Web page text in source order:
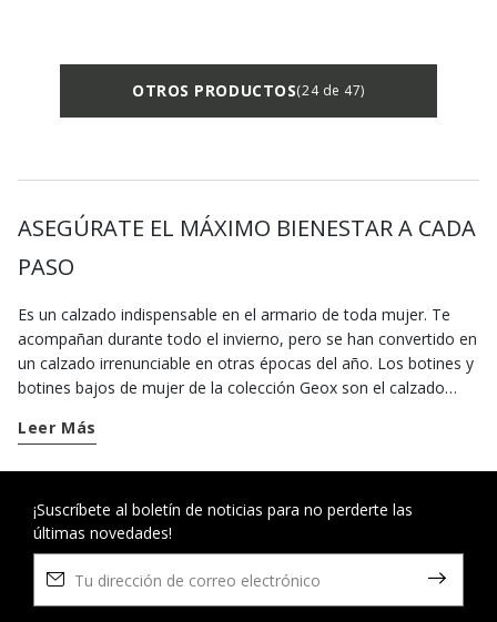
OTROS PRODUCTOS(24 de 47)
ASEGÚRATE EL MÁXIMO BIENESTAR A CADA
PASO
Es un calzado indispensable en el armario de toda mujer. Te
acompañan durante todo el invierno, pero se han convertido en
un calzado irrenunciable en otras épocas del año. Los botines y
botines bajos de mujer de la colección Geox son el calzado
el par de botines chica perfecto para cada estilo. Para el día a
perfectos para caminar con la máxima comodidad durante todo
el día. Para completar el look de oficina o si tienes planeada una
cena más elegante, opta por nuestros botines de tacón que
estilizan la silueta y combinan confort y estilo a la perfección. En
verano, los botines bajos de ante mujer, transpirables y
Leer Más
¡Suscríbete al boletín de noticias para no perderte las
últimas novedades!